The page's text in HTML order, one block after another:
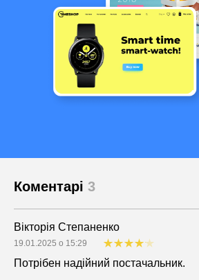
Коментарі 3
Вікторія Степаненко
19.01.2025 о 15:29
Потрібен надійний постачальник.